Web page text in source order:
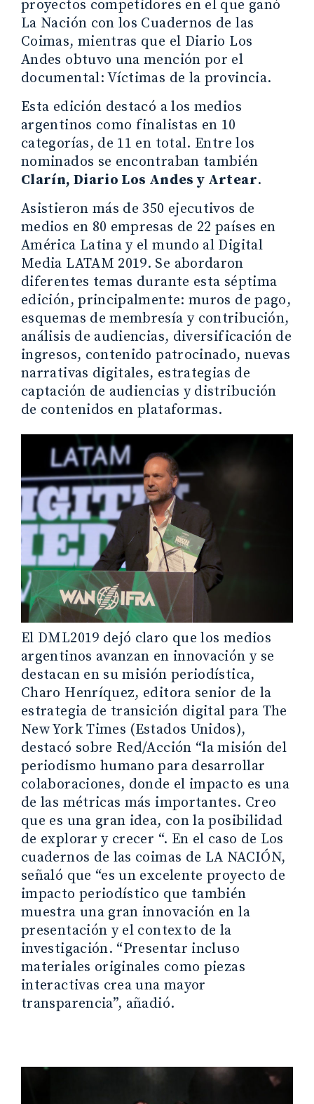
proyectos competidores en el que ganó
La Nación con los Cuadernos de las
Coimas, mientras que el Diario Los
Andes obtuvo una mención por el
documental: Víctimas de la provincia.
Esta edición destacó a los medios
argentinos como finalistas en 10
categorías, de 11 en total. Entre los
nominados se encontraban también
Clarín, Diario Los Andes y Artear.
Asistieron más de 350 ejecutivos de
medios en 80 empresas de 22 países en
América Latina y el mundo al Digital
Media LATAM 2019. Se abordaron
diferentes temas durante esta séptima
edición, principalmente: muros de pago,
esquemas de membresía y contribución,
análisis de audiencias, diversificación de
ingresos, contenido patrocinado, nuevas
narrativas digitales, estrategias de
captación de audiencias y distribución
de contenidos en plataformas.
El DML2019 dejó claro que los medios
argentinos avanzan en innovación y se
destacan en su misión periodística,
Charo Henríquez, editora senior de la
estrategia de transición digital para The
New York Times (Estados Unidos),
destacó sobre Red/Acción “la misión del
periodismo humano para desarrollar
colaboraciones, donde el impacto es una
de las métricas más importantes. Creo
que es una gran idea, con la posibilidad
de explorar y crecer “. En el caso de Los
cuadernos de las coimas de LA NACIÓN,
señaló que “es un excelente proyecto de
impacto periodístico que también
muestra una gran innovación en la
presentación y el contexto de la
investigación. “Presentar incluso
materiales originales como piezas
interactivas crea una mayor
transparencia”, añadió.